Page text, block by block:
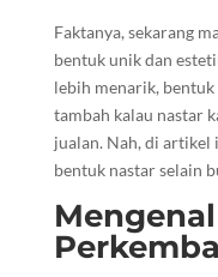
Faktanya, sekarang
bentuk unik dan
lebih menarik,
tambah kalau nastar
jualan. Nah, di artikel
bentuk nastar selain